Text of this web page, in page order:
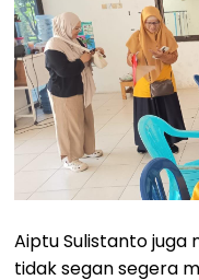
Aiptu Sulistanto
tidak segan segera